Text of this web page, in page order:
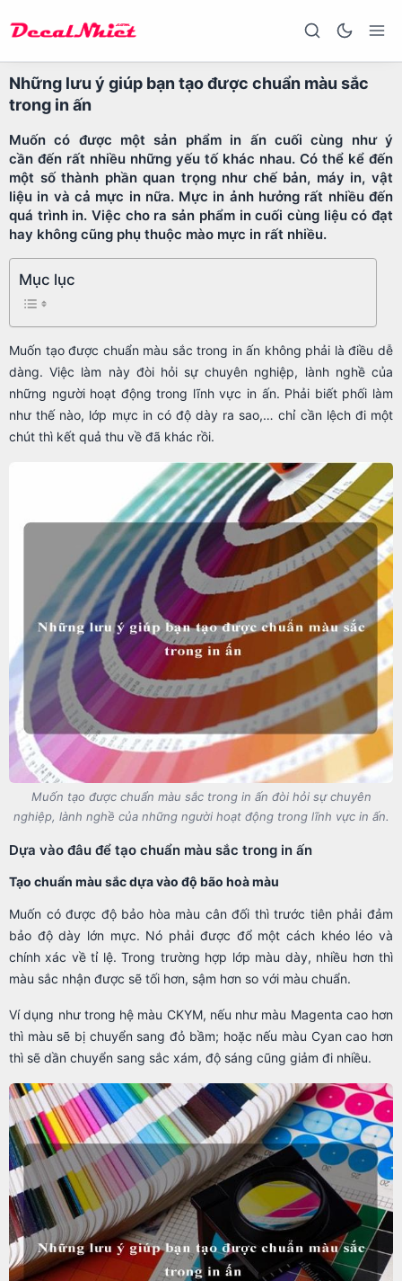
Những lưu ý giúp bạn tạo được chuẩn màu sắc
trong in ấn
Muốn có được một sản phẩm in ấn cuối cùng như ý
cần đến rất nhiều những yếu tố khác nhau. Có thể kể đến
một số thành phần quan trọng như chế bản, máy in, vật
liệu in và cả mực in nữa. Mực in ảnh hưởng rất nhiều đến
quá trình in. Việc cho ra sản phẩm in cuối cùng liệu có đạt
hay không cũng phụ thuộc mào mực in rất nhiều.
Mục lục
Muốn tạo được chuẩn màu sắc trong in ấn không phải là điều dễ
dàng. Việc làm này đòi hỏi sự chuyên nghiệp, lành nghề của
những người hoạt động trong lĩnh vực in ấn. Phải biết phối làm
như thế nào, lớp mực in có độ dày ra sao,… chỉ cần lệch đi một
chút thì kết quả thu về đã khác rồi.
Muốn tạo được chuẩn màu sắc trong in ấn đòi hỏi sự chuyên
nghiệp, lành nghề của những người hoạt động trong lĩnh vực in ấn.
Dựa vào đâu để tạo chuẩn màu sắc trong in ấn
Tạo chuẩn màu sắc dựa vào độ bão hoà màu
Muốn có được độ bảo hòa màu cân đối thì trước tiên phải đảm
bảo độ dày lớn mực. Nó phải được đổ một cách khéo léo và
chính xác về tỉ lệ. Trong trường hợp lớp màu dày, nhiều hơn thì
màu sắc nhận được sẽ tối hơn, sậm hơn so với màu chuẩn.
Ví dụng như trong hệ màu CKYM, nếu như màu Magenta cao hơn
thì màu sẽ bị chuyển sang đỏ bầm; hoặc nếu màu Cyan cao hơn
thì sẽ dần chuyển sang sắc xám, độ sáng cũng giảm đi nhiều.